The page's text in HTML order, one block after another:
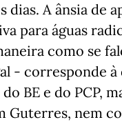
dias. A ânsia de
para águas
como se
- corresponde
BE e do PCP,
Guterres, nem